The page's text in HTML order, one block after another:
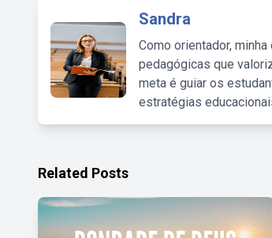
Sandra
Como orientador,
pedagógicas que
meta é guiar os
estratégias
Related Posts